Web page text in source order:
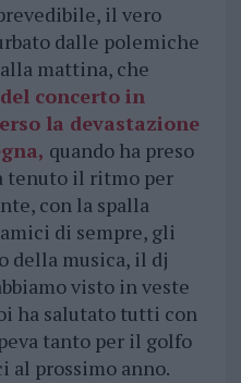
il vero
dalle polemiche
mattina, che
concerto in
la devastazione
quando ha preso
tenuto il ritmo per
con la spalla
di sempre, gli
della musica, il dj
visto in veste
ha salutato tutti con
tanto per il golfo
al prossimo anno.